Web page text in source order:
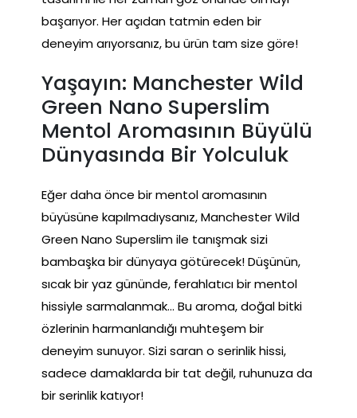
başarıyor. Her açıdan tatmin eden bir
deneyim arıyorsanız, bu ürün tam size göre!
Yaşayın: Manchester Wild
Green Nano Superslim
Mentol Aromasının Büyülü
Dünyasında Bir Yolculuk
Eğer daha önce bir mentol aromasının
büyüsüne kapılmadıysanız, Manchester Wild
Green Nano Superslim ile tanışmak sizi
bambaşka bir dünyaya götürecek! Düşünün,
sıcak bir yaz gününde, ferahlatıcı bir mentol
hissiyle sarmalanmak… Bu aroma, doğal bitki
özlerinin harmanlandığı muhteşem bir
deneyim sunuyor. Sizi saran o serinlik hissi,
sadece damaklarda bir tat değil, ruhunuza da
bir serinlik katıyor!